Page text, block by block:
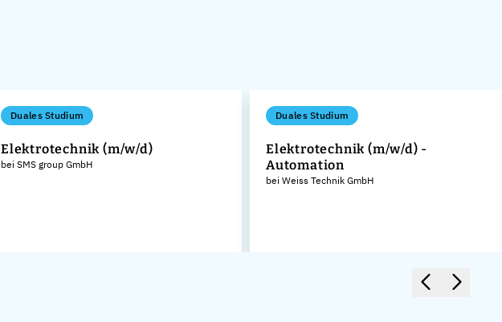
Duales Studium
Elektrotechnik (m/w/d)
bei SMS group GmbH
Duales Studium
Elektrotechnik (m/w/d) -
Automation
bei Weiss Technik GmbH